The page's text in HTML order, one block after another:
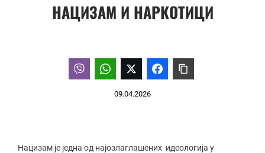
НАЦИЗАМ И НАРКОТИЦИ
09.04.2026
Нацизам је једна од најозлаглашених идеологија у